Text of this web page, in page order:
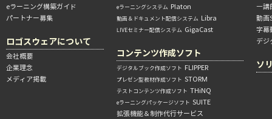
eラーニング構築ガイド
パートナー募集
ロゴスウェアについて
会社概要
企業理念
メディア掲載
eラーニングシステム Platon
動画＆ドキュメント配信システム Libra
LIVEセミナー配信システム GigaCast
コンテンツ作成ソフト
デジタルブック作成ソフト FLIPPER
プレゼン型教材作成ソフト STORM
テストコンテンツ作成ソフト THiNQ
eラーニングパッケージソフト SUITE
拡張機能＆制作代行サービス
―講
動画
字幕
デジ
ソ